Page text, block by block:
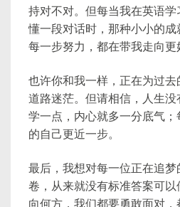
持对不对。但每当我在英语
懂一段对话时，那种小小的成
每一步努力，都在带我走向更
也许你和我一样，正在为过
道路迷茫。但请相信，人生
学一点，内心就多一分底气
的自己更近一步。
最后，我想对每一位正在追
卷，从来就没有标准答案可
向何方，我们都要勇敢面对